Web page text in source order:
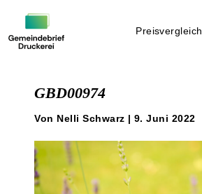
Preisvergleich
GBD00974
Von Nelli Schwarz | 9. Juni 2022